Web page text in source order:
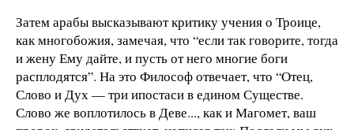
Затем арабы высказывают критику учения о Троице,
как многобожия, замечая, что “если так говорите, тогда
и жену Ему дайте, и пусть от него многие боги
расплодятся”. На это Философ отвечает, что “Отец,
Слово и Дух — три ипостаси в едином Существе.
Слово же воплотилось в Деве..., как и Магомет, ваш